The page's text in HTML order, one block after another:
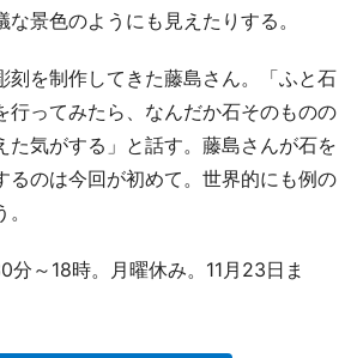
景色のようにも見えたりする。
を制作してきた藤島さん。「ふと石
行ってみたら、なんだか石そのものの
た気がする」と話す。藤島さんが石を
るのは今回が初めて。世界的にも例の
～18時。月曜休み。11月23日ま